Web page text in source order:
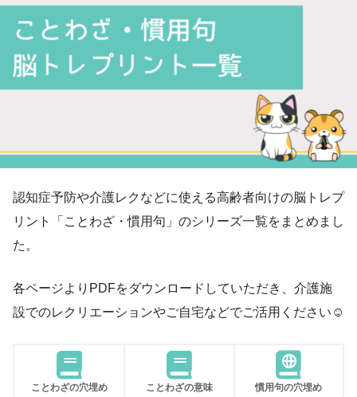
認知症予防や介護レクなどに使える高齢者向けの脳トレプ
リント「ことわざ・慣用句」のシリーズ一覧をまとめまし
た。
各ページよりPDFをダウンロードしていただき、介護施
設でのレクリエーションやご自宅などでご活用ください☺
ことわざの穴埋め ことわざの意味 慣用句の穴埋め